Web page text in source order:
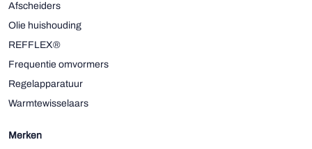
Afscheiders
Olie huishouding
REFFLEX®
Frequentie omvormers
Regelapparatuur
Warmtewisselaars
Merken